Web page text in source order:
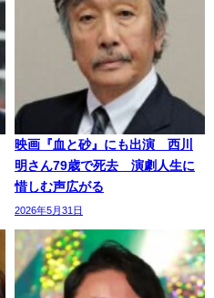
映画『血と砂』にも出演 西川
明さん79歳で死去 演劇人生に
惜しむ声広がる
2026年5月31日